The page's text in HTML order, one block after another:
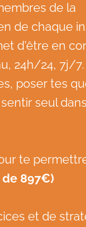
de la
de chaque
d'être en
24h/24, 7j/7.
poser tes
seul
te
de 897€)
et de